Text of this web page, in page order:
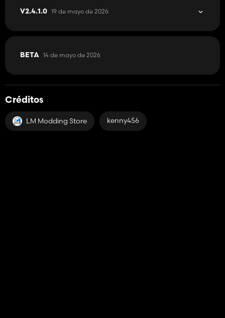
V2.4.1.0 19 de mayo de 2026
BETA 14 de mayo de 2026
Créditos
LM Modding Store kenny456